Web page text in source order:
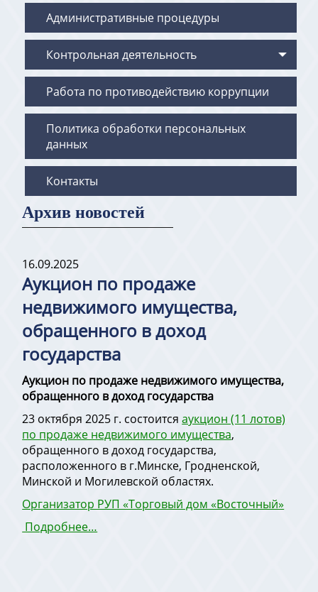
Административные процедуры
Контрольная деятельность
Работа по противодействию коррупции
Политика обработки персональных
данных
Контакты
Архив новостей
16.09.2025
Аукцион по продаже
недвижимого имущества,
обращенного в доход
государства
Аукцион по продаже недвижимого имущества,
обращенного в доход государства
23 октября 2025 г. состоитсяаукцион (11 лотов)
по продаже недвижимого имущества,
обращенного в доход государства,
расположенного в г.Минске, Гродненской,
Минской и Могилевской областях.
Организатор РУП «Торговый дом «Восточный»
Подробнее…